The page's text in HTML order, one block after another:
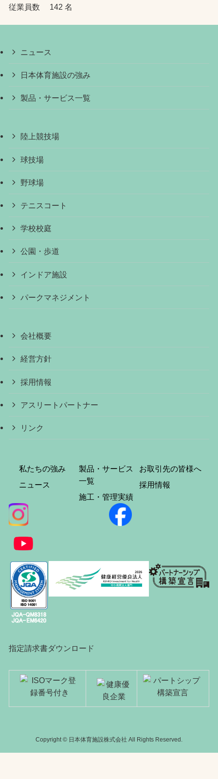
従業員数 142 名
ニュース
日本体育施設の強み
製品・サービス一覧
陸上競技場
球技場
野球場
テニスコート
学校校庭
公園・歩道
インドア施設
パークマネジメント
会社概要
経営方針
採用情報
アスリートパートナー
リンク
私たちの強み
ニュース
製品・サービス
一覧
施工・管理実績
お取引先の皆様へ
採用情報
指定請求書ダウンロード
Copyright © 日本体育施設株式会社 All Rights Reserved.